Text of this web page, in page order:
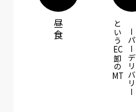
昼食​ スーパーデリバリー
という
EC
卸の
MT